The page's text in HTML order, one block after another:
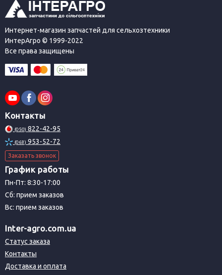
Интернет-магазин запчастей для сельхозтехники
ИнтерАгро © 1999-2022
Все права защищены
Контакты
(050) 822-42-95
(068) 953-52-72
Заказать звонок
График работы
Пн-Пт: 8:30-17:00
Сб: прием заказов
Вс: прием заказов
Inter-agro.com.ua
Статус заказа
Контакты
Доставка и оплата